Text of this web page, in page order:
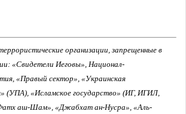
организации, запрещенные в
«Свидетели Иеговы», Национал-
«Правый сектор», «Украинская
(УПА), «Исламское государство» (ИГ, ИГИЛ,
аш-Шам», «Джабхат ан-Нусра», «Аль-